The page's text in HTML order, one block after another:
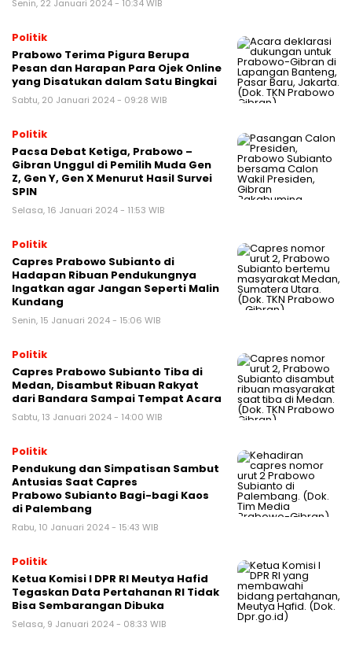
Senin, 22 Januari 2024 - 10:34 WIB
Politik
Prabowo Terima Pigura Berupa
Pesan dan Harapan Para Ojek Online
yang Disatukan dalam Satu Bingkai
Sabtu, 20 Januari 2024 - 09:28 WIB
Politik
Pacsa Debat Ketiga, Prabowo –
Gibran Unggul di Pemilih Muda Gen
Z, Gen Y, Gen X Menurut Hasil Survei
SPIN
Selasa, 16 Januari 2024 - 11:53 WIB
Politik
Capres Prabowo Subianto di
Hadapan Ribuan Pendukungnya
Ingatkan agar Jangan Seperti Malin
Kundang
Senin, 15 Januari 2024 - 15:06 WIB
Politik
Capres Prabowo Subianto Tiba di
Medan, Disambut Ribuan Rakyat
dari Bandara Sampai Tempat Acara
Sabtu, 13 Januari 2024 - 14:00 WIB
Politik
Pendukung dan Simpatisan Sambut
Antusias Saat Capres
Prabowo Subianto Bagi-bagi Kaos
di Palembang
Rabu, 10 Januari 2024 - 15:43 WIB
Politik
Ketua Komisi I DPR RI Meutya Hafid
Tegaskan Data Pertahanan RI Tidak
Bisa Sembarangan Dibuka
Selasa, 9 Januari 2024 - 08:33 WIB